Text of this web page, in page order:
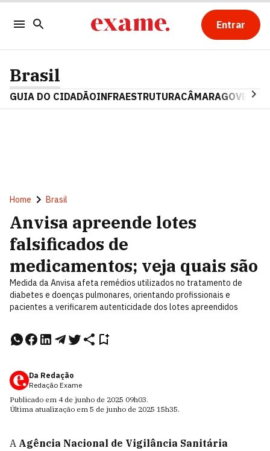
Entrar
Brasil
GUIA DO CIDADÃOINFRAESTRUTURACÂMARAGOVERNO
Home Brasil
Anvisa apreende lotes
falsificados de
medicamentos; veja quais são
Medida da Anvisa afeta remédios utilizados no tratamento de
diabetes e doenças pulmonares, orientando profissionais e
pacientes a verificarem autenticidade dos lotes apreendidos
Da Redação
Redação Exame
Publicado em 4 de junho de 2025 09h03.
Última atualização em 5 de junho de 2025 15h35.
A Agência Nacional de Vigilância Sanitária